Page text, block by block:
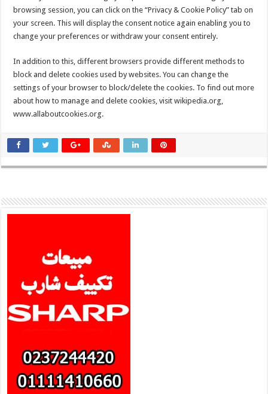
browsing session, you can click on the “Privacy & Cookie Policy” tab on
your screen. This will display the consent notice again enabling you to
change your preferences or withdraw your consent entirely.
In addition to this, different browsers provide different methods to
block and delete cookies used by websites. You can change the
settings of your browser to block/delete the cookies. To find out more
about how to manage and delete cookies, visit wikipedia.org,
www.allaboutcookies.org.